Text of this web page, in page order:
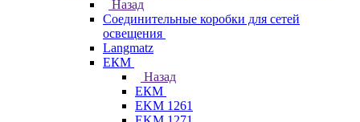
Назад
Соединительные коробки для сетей
освещения
Langmatz
ЕКМ
Назад
ЕКМ
EKM 1261